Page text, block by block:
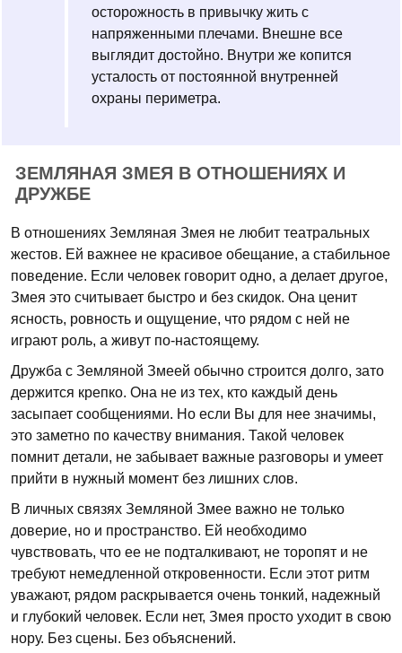
осторожность в привычку жить с
напряженными плечами. Внешне все
выглядит достойно. Внутри же копится
усталость от постоянной внутренней
охраны периметра.
ЗЕМЛЯНАЯ ЗМЕЯ В ОТНОШЕНИЯХ И
ДРУЖБЕ
В отношениях Земляная Змея не любит театральных
жестов. Ей важнее не красивое обещание, а стабильное
поведение. Если человек говорит одно, а делает другое,
Змея это считывает быстро и без скидок. Она ценит
ясность, ровность и ощущение, что рядом с ней не
играют роль, а живут по-настоящему.
Дружба с Земляной Змеей обычно строится долго, зато
держится крепко. Она не из тех, кто каждый день
засыпает сообщениями. Но если Вы для нее значимы,
это заметно по качеству внимания. Такой человек
помнит детали, не забывает важные разговоры и умеет
прийти в нужный момент без лишних слов.
В личных связях Земляной Змее важно не только
доверие, но и пространство. Ей необходимо
чувствовать, что ее не подталкивают, не торопят и не
требуют немедленной откровенности. Если этот ритм
уважают, рядом раскрывается очень тонкий, надежный
и глубокий человек. Если нет, Змея просто уходит в свою
нору. Без сцены. Без объяснений.